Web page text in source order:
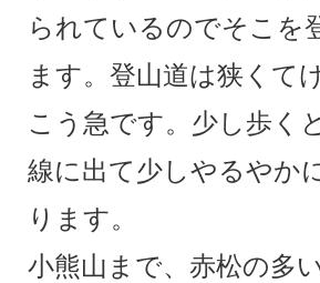
られているのでそこを
ます。登山道は狭くて
こう急です。少し歩く
線に出て少しやるやか
ります。
小熊山まで、赤松の多